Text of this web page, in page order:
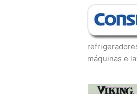
máquinas e